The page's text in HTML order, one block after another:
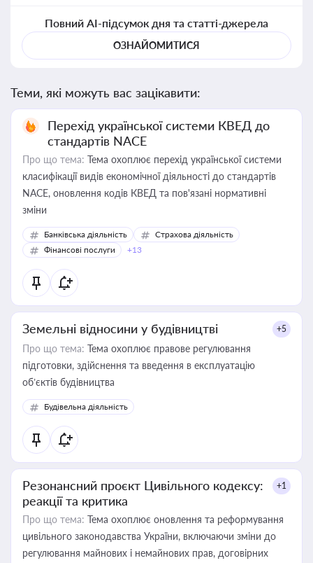
Повний AI-підсумок дня та статті-джерела
ОЗНАЙОМИТИСЯ
Теми, які можуть вас зацікавити:
Перехід української системи КВЕД до
стандартів NACE
Про що тема: Тема охоплює перехід української системи
класифікації видів економічної діяльності до стандартів
NACE, оновлення кодів КВЕД та пов'язані нормативні
зміни
Банківська діяльність
Страхова діяльність
Фінансові послуги
+13
Земельні відносини у будівництві +5
Про що тема: Тема охоплює правове регулювання
підготовки, здійснення та введення в експлуатацію
об’єктів будівництва
Будівельна діяльність
Резонансний проєкт Цивільного кодексу:
реакції та критика
+1
Про що тема: Тема охоплює оновлення та реформування
цивільного законодавства України, включаючи зміни до
регулювання майнових і немайнових прав, договірних